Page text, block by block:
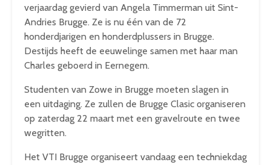
verjaardag gevierd van Angela Timmerman uit Sint-
Andries Brugge. Ze is nu één van de 72
honderdjarigen en honderdplussers in Brugge.
Destijds heeft de eeuwelinge samen met haar man
Charles geboerd in Eernegem.
Studenten van Zowe in Brugge moeten slagen in
een uitdaging. Ze zullen de Brugge Clasic organiseren
op zaterdag 22 maart met een gravelroute en twee
wegritten.
Het VTI Brugge organiseert vandaag een techniekdag